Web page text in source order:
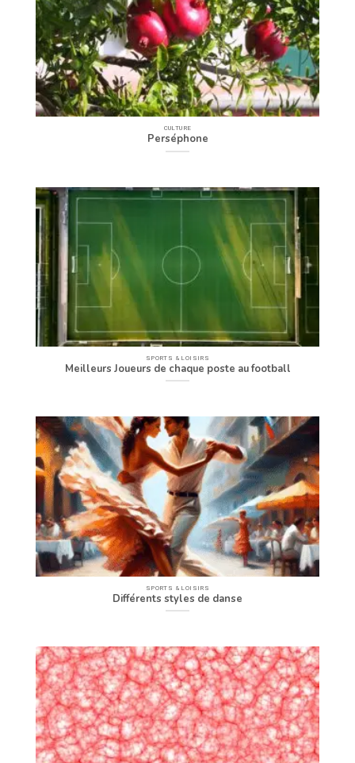
CULTURE
Perséphone
SPORTS & LOISIRS
Meilleurs Joueurs de chaque poste au football
SPORTS & LOISIRS
Différents styles de danse